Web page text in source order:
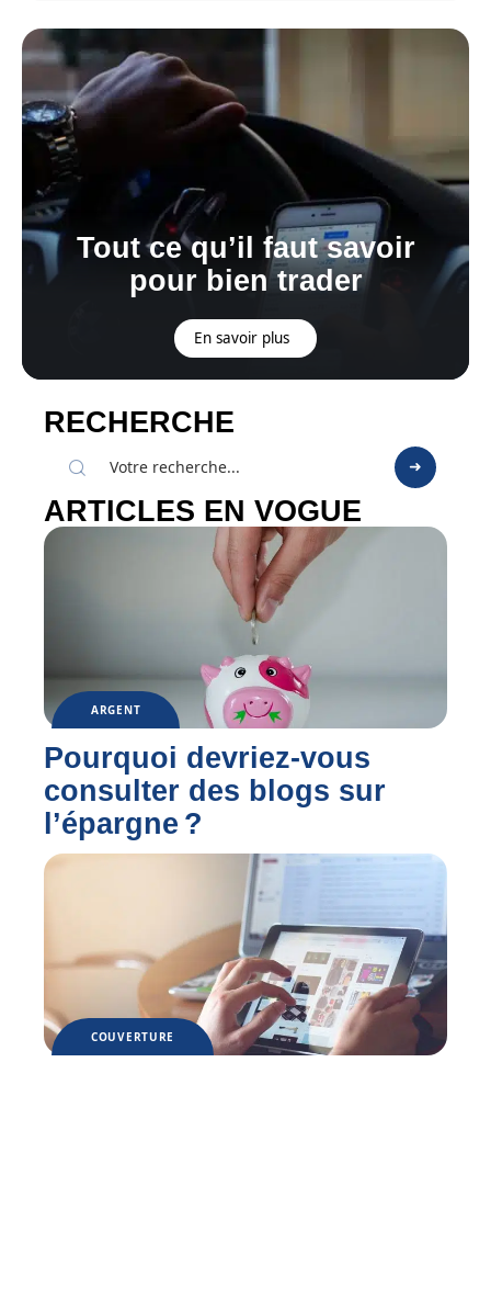
Tout ce qu’il faut savoir
pour bien trader
En savoir plus
RECHERCHE
ARTICLES EN VOGUE
ARGENT
Pourquoi devriez-vous
consulter des blogs sur
l’épargne ?
COUVERTURE